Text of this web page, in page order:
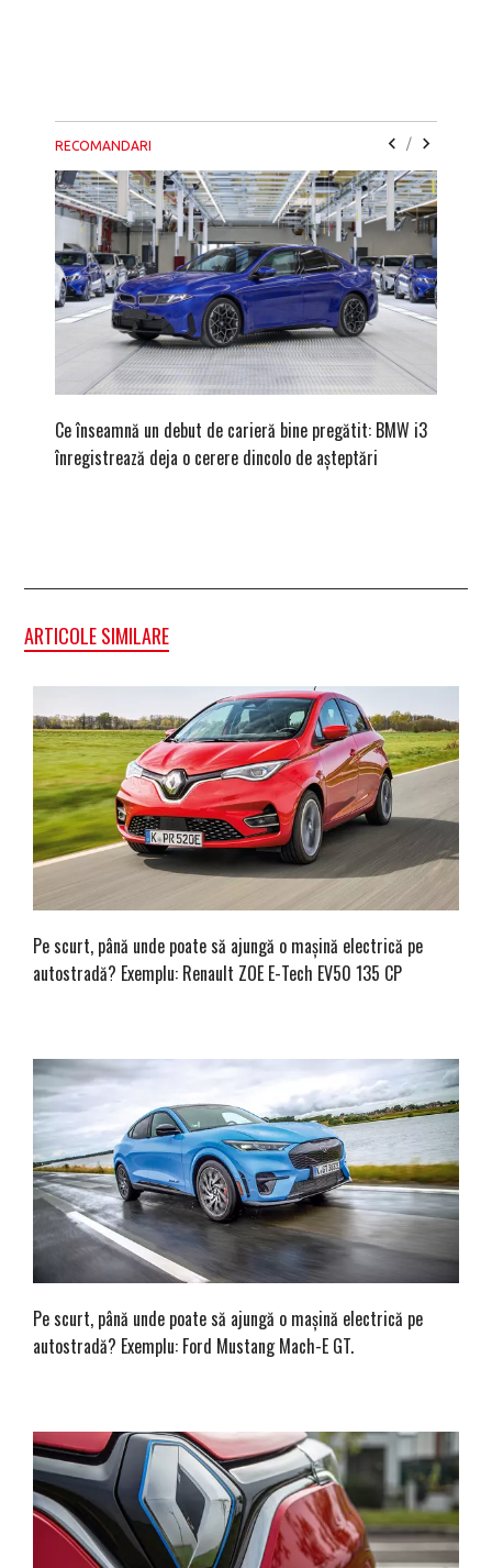
RECOMANDARI /
Ce înseamnă un debut de carieră bine pregătit: BMW i3
înregistrează deja o cerere dincolo de așteptări
ARTICOLE SIMILARE
Pe scurt, până unde poate să ajungă o mașină electrică pe
autostradă? Exemplu: Renault ZOE E-Tech EV50 135 CP
Pe scurt, până unde poate să ajungă o mașină electrică pe
autostradă? Exemplu: Ford Mustang Mach-E GT.